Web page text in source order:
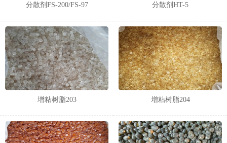
分散剂FS-200/FS-97 分散剂HT-5
增粘树脂203 增粘树脂204